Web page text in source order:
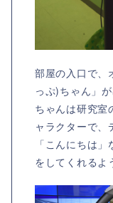
部屋の入口で、
っぷ)ちゃん」
ちゃんは研究室
ャラクターで、
「こんにちは
をしてくれるよ